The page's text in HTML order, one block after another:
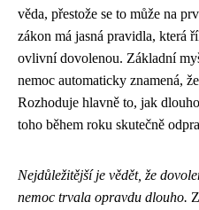
věda, přestože se to může na
zákon má jasná pravidla, která
ovlivní dovolenou. Základní
nemoc automaticky znamená,
Rozhoduje hlavně to, jak
toho během roku skutečně
Nejdůležitější je vědět, že
nemoc trvala opravdu dlouho.